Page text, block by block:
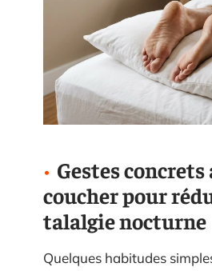
Gestes
coucher pour
talalgie nocturne
Quelques habitudes